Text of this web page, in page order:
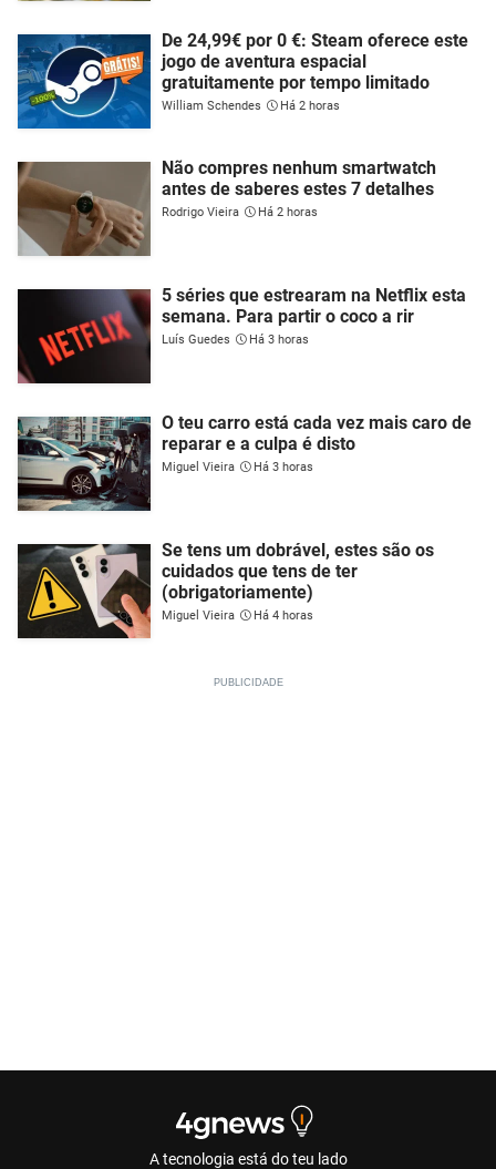
De 24,99€ por 0 €: Steam oferece este
jogo de aventura espacial
gratuitamente por tempo limitado
William Schendes Há 2 horas
Não compres nenhum smartwatch
antes de saberes estes 7 detalhes
Rodrigo Vieira Há 2 horas
5 séries que estrearam na Netflix esta
semana. Para partir o coco a rir
Luís Guedes Há 3 horas
O teu carro está cada vez mais caro de
reparar e a culpa é disto
Miguel Vieira Há 3 horas
Se tens um dobrável, estes são os
cuidados que tens de ter
(obrigatoriamente)
Miguel Vieira Há 4 horas
A tecnologia está do teu lado